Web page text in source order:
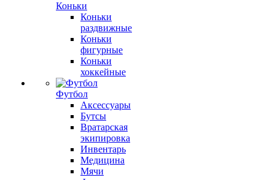
Коньки
Коньки
раздвижные
Коньки
фигурные
Коньки
хоккейные
Футбол
Аксессуары
Бутсы
Вратарская
экипировка
Инвентарь
Медицина
Мячи